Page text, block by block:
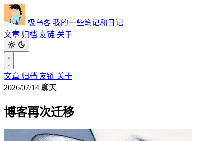
极乌客 我的一些笔记和日记
文章 归档 友链 关于
文章 归档 友链 关于
2026/07/14 聊天
博客再次迁移